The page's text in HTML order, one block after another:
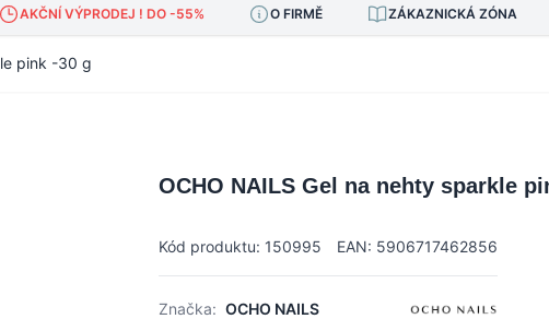
AKČNÍ VÝPRODEJ ! DO -55% O FIRMĚ ZÁKAZNICKÁ ZÓNA
pink -30 g
OCHO NAILS Gel na nehty sparkle
Kód produktu: 150995 EAN: 5906717462856
Značka: OCHO NAILS